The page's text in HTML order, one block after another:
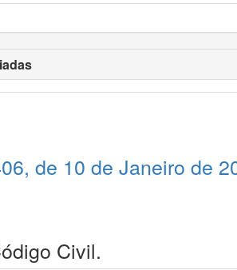
de 10 de Janeiro de
Civil.